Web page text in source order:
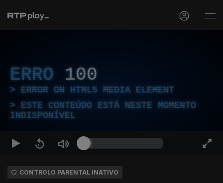
ERRO 100
ERROR ON HTML5 MEDIA ELEMENT
ESTE CONTEÚDO ESTÁ NESTE MOMENTO
INDISPONÍVEL
CONTROLO PARENTAL INATIVO